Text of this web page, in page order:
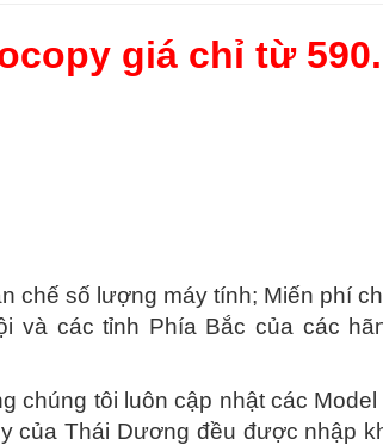
giá chỉ từ
chế số lượng máy tính; Miến phí
và các tỉnh Phía Bắc của các
chúng tôi luôn cập nhật các
của Thái Dương đều được nhập